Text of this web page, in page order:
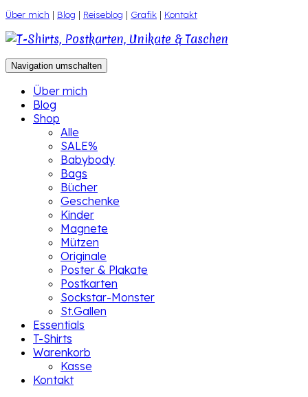
Zum
Inhalt
springen
Über mich | Blog | Reiseblog | Grafik | Kontakt
Navigation umschalten
Über mich
Blog
Shop
Alle
SALE%
Babybody
Bags
Bücher
Geschenke
Kinder
Magnete
Mützen
Originale
Poster & Plakate
Postkarten
Sockstar-Monster
St.Gallen
Essentials
T-Shirts
Warenkorb
Kasse
Kontakt